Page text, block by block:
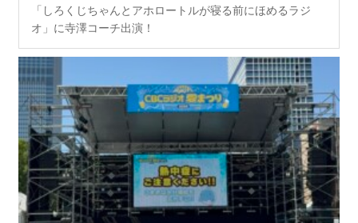
「しろくじちゃんとアホロートルが寝る前にほめるラジ
オ」に寺澤コーチ出演！